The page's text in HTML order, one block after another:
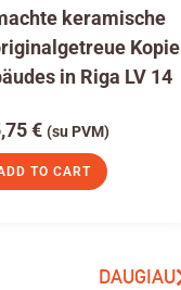
keramische
Kopie
in Riga LV 14
€ (su PVM)
TO CART
DAUGIAU